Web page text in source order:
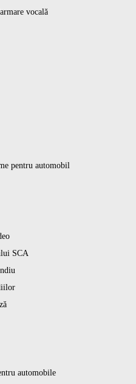
vocală
pentru automobil
SCA
automobile